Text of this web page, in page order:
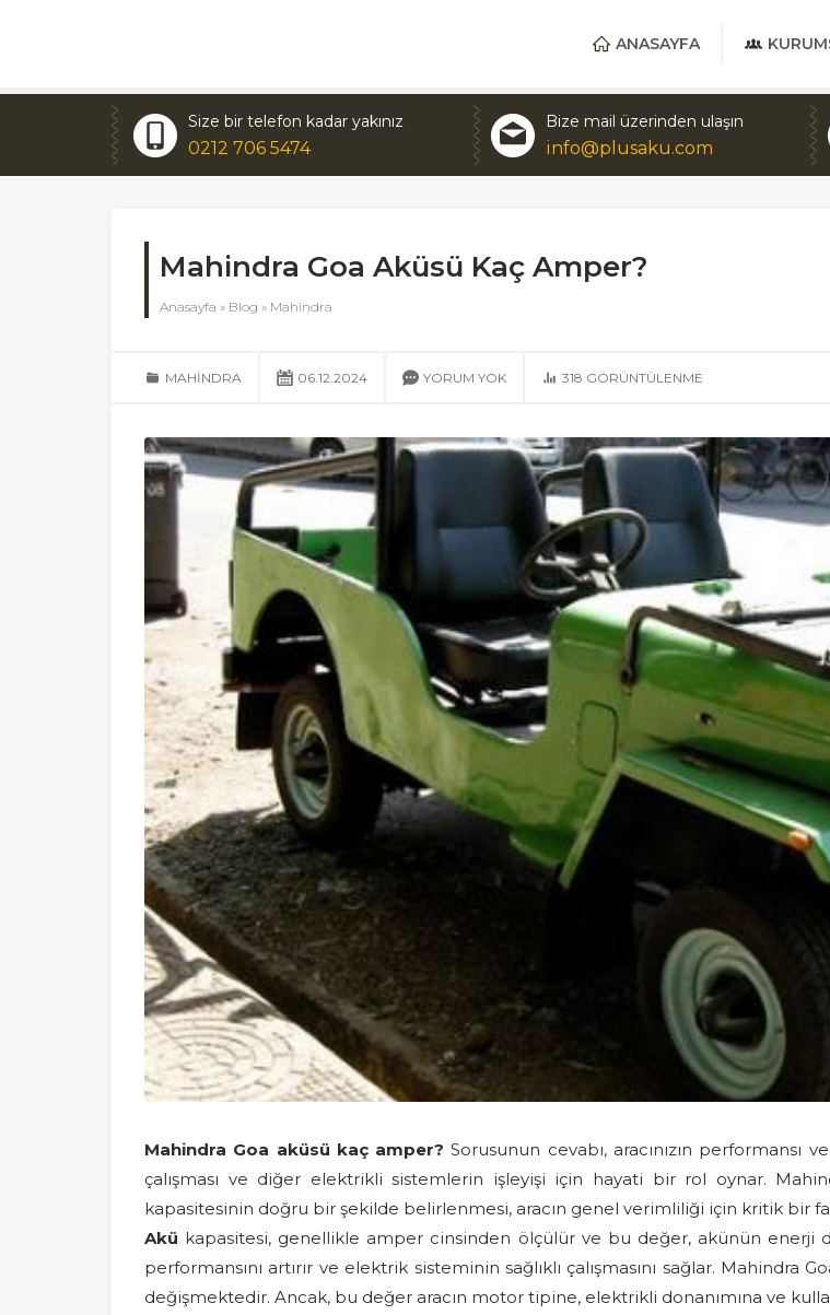
ANASAYFA
Size bir telefon kadar yakınız
0212 706 5474
Bize mail üzerinden ulaşın
info@plusaku.com
Mahindra Goa Aküsü Kaç Amper?
Anasayfa » Blog » Mahindra
MAHINDRA 06.12.2024 YORUM YOK 318 GÖRÜNTÜLENME
Mahindra Goa aküsü kaç amper? Sorusunun cevabı, aracınızın
çalışması ve diğer elektrikli sistemlerin işleyişi için hayati bir rol oynar.
kapasitesinin doğru bir şekilde belirlenmesi, aracın genel verimliliği için kritik bir
Akü kapasitesi, genellikle amper cinsinden ölçülür ve bu değer, akünün enerji
performansını artırır ve elektrik sisteminin sağlıklı çalışmasını sağlar. Mahindra
değişmektedir. Ancak, bu değer aracın motor tipine, elektrikli donanımına ve